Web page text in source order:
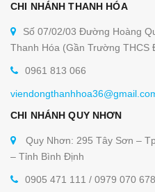
CHI NHÁNH THANH HÓA
Số 07/02/03 Đường Hoàng
Thanh Hóa (Gần Trường THCS
0961 813 066
CHI NHÁNH QUY NHƠN
Quy Nhơn: 295 Tây Sơn –
– Tỉnh Bình Định
0905 471 111 / 0979 070 678